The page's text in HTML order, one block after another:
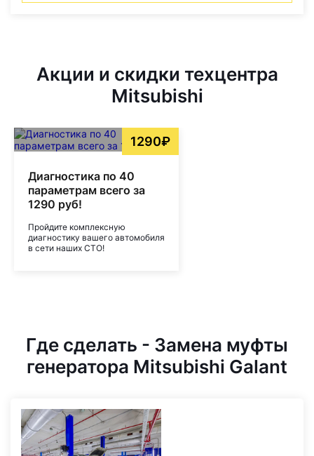
Акции и скидки техцентра
Mitsubishi
1290₽
Диагностика по 40
параметрам всего за
1290 руб!
Пройдите комплексную
диагностику вашего автомобиля
в сети наших СТО!
Где сделать - Замена муфты
генератора Mitsubishi Galant